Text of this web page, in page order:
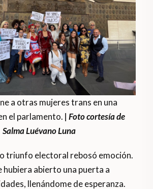
a otras mujeres trans en una
el parlamento. | Foto cortesía de
Salma Luévano Luna
triunfo electoral rebosó emoción.
hubiera abierto una puerta a
llenándome de esperanza.